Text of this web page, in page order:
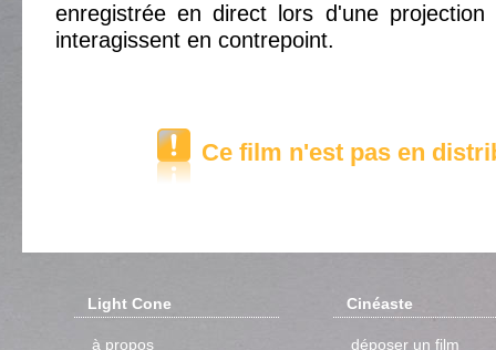
enregistrée en direct lors d'une
interagissent en contrepoint.
Ce film n'est pas en
Light Cone
à propos
Cinéaste
déposer un film